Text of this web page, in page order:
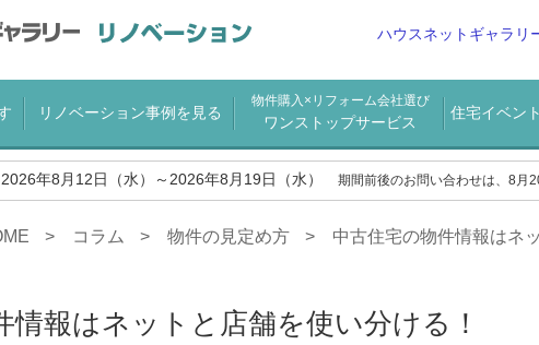
ハウスネットギャラ
リノベーション事例を見る
物件購入×リフォーム会社選び
ワンストップサービス
住宅イベン
年8月12日（水）～2026年8月19日（水） 期間前後のお問い合わせは、8月
コラム 物件の見定め方 中古住宅の物件情報はネ
情報はネットと店舗を使い分ける！